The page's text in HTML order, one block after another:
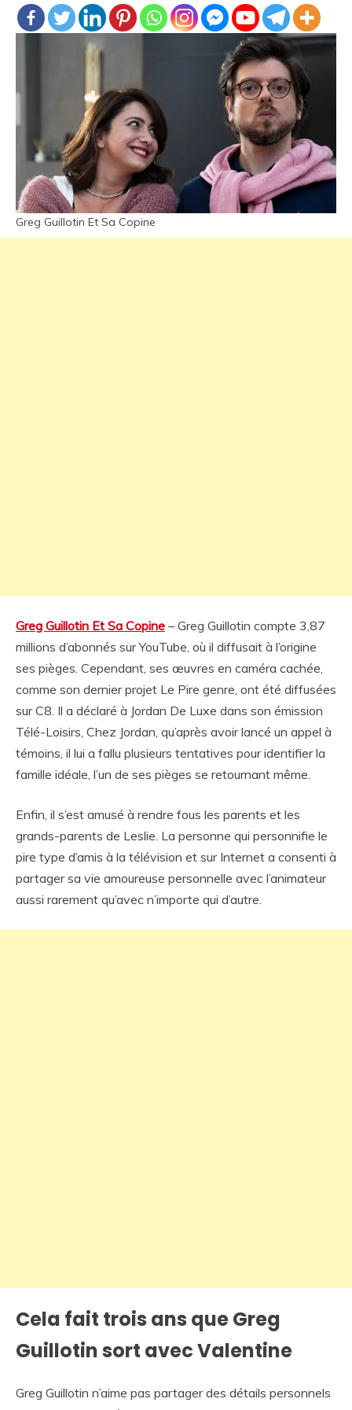
Greg Guillotin Et Sa Copine
Greg Guillotin Et Sa Copine – Greg Guillotin compte 3,87
millions d’abonnés sur YouTube, où il diffusait à l’origine
ses pièges. Cependant, ses œuvres en caméra cachée,
comme son dernier projet Le Pire genre, ont été diffusées
sur C8. Il a déclaré à Jordan De Luxe dans son émission
Télé-Loisirs, Chez Jordan, qu’après avoir lancé un appel à
témoins, il lui a fallu plusieurs tentatives pour identifier la
famille idéale, l’un de ses pièges se retournant même.
Enfin, il s’est amusé à rendre fous les parents et les
grands-parents de Leslie. La personne qui personnifie le
pire type d’amis à la télévision et sur Internet a consenti à
partager sa vie amoureuse personnelle avec l’animateur
aussi rarement qu’avec n’importe qui d’autre.
Cela fait trois ans que Greg
Guillotin sort avec Valentine
Greg Guillotin n’aime pas partager des détails personnels